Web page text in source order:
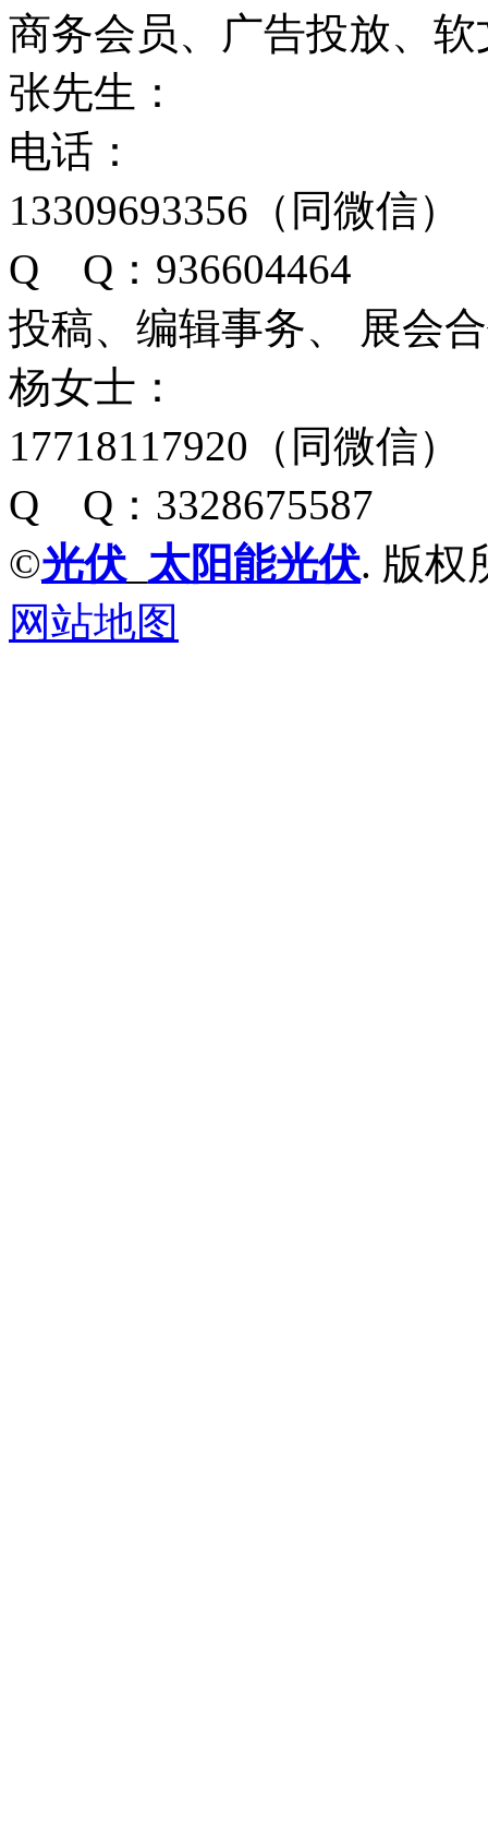
商务会员、广告投放、软
张先生：
电话：
13309693356（同微信）
Q Q：936604464
投稿、编辑事务、 展会
杨女士：
17718117920（同微信）
Q Q：3328675587
©光伏 太阳能光伏. 版权
网站地图